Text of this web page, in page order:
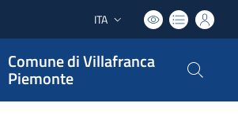
Lingua attiva:
ITA
Comune di Villafranca
Piemonte